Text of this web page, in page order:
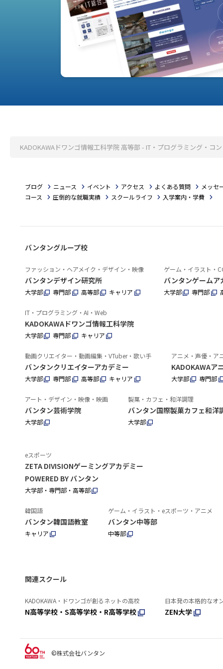
KADOKAWAドワンゴ情報工科学院 高等部 - IT・プログラミング・
ブログ ニュース イベント アクセス よくある質問
メッセ
コース
圧倒的な就職実績 スクールライフ 入学案内・学費
バンタングループ校
ファッション・ヘアメイク・デザイン・映像
バンタンデザイン研究所
大学部 専門部 高等部 キャリア
ゲーム・イラスト・
バンタンゲームア
大学部 専門部
IT・プログラミング・AI・Web
KADOKAWAドワンゴ情報工科学院
大学部 専門部 キャリア
動画クリエイター・動画編集・VTuber・歌い手
バンタンクリエイターアカデミー
大学部 専門部 高等部 キャリア
アニメ・声優・ア
KADOKAWAア
大学部 専門部
アート・デザイン・映像・映画
バンタン芸術学院
大学部
製菓・カフェ・和洋調理
バンタン国際製菓カフェ和洋
大学部
eスポーツ
ZETA DIVISIONゲーミングアカデミー
POWERED BY バンタン
大学部・専門部・高等部
韓国語
バンタン韓国語教室
キャリア
ゲーム・イラスト・eスポーツ・アニメ
バンタン中等部
中等部
関連スクール
KADOKAWA・ドワンゴが創るネットの高校
N高等学校・S高等学校・R高等学校
日本発の本格的なオ
ZEN大学
©株式会社バンタン